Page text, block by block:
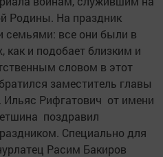
Родины. На праздник
все они были в
как и подобает близким и
словом в этот
заместитель главы
Ильяс Рифгатович от имени
поздравил
Специально для
Расим Бакиров